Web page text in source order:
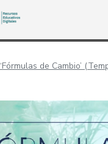
‘Fórmulas de Cambio’